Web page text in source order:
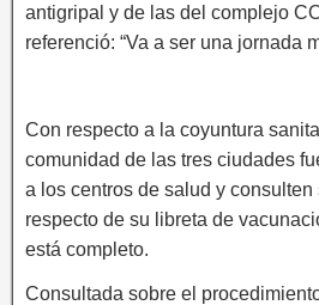
antigripal y de las del complejo
referenció: “Va a ser una jornada
Con respecto a la coyuntura
comunidad de las tres ciudades
a los centros de salud y
respecto de su libreta de
está completo.
Consultada sobre el